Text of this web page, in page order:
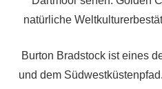
natürliche
Burton Bradstock ist eines
und dem